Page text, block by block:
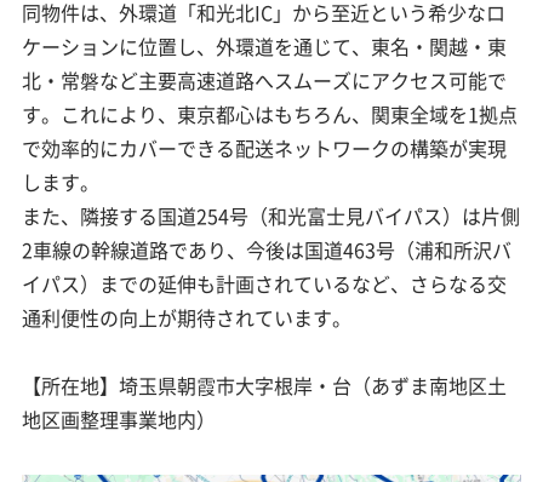
同物件は、外環道「和光北IC」から至近という希少なロ
ケーションに位置し、外環道を通じて、東名・関越・東
北・常磐など主要高速道路へスムーズにアクセス可能で
す。これにより、東京都心はもちろん、関東全域を1拠点
で効率的にカバーできる配送ネットワークの構築が実現
します。
また、隣接する国道254号（和光富士見バイパス）は片側
2車線の幹線道路であり、今後は国道463号（浦和所沢バ
イパス）までの延伸も計画されているなど、さらなる交
通利便性の向上が期待されています。
【所在地】埼玉県朝霞市大字根岸・台（あずま南地区土
地区画整理事業地内）